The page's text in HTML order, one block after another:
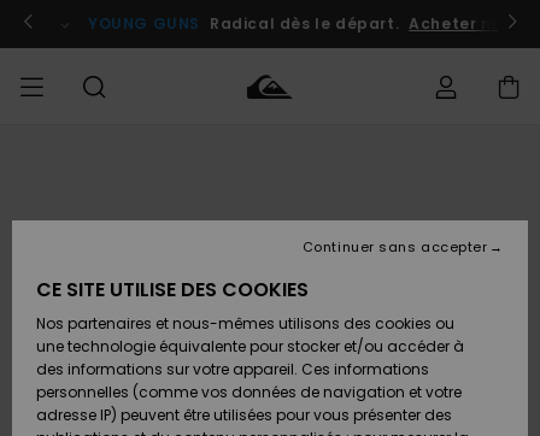
l'information
le
Se connecter / s'inscrire
YOUNG GUNS Radical dès le départ. Acheter
Chaussures
& Tongs
Chaussures
& Tongs
FEMME
A
Découvrir
SURF
Surf
Shop
Enfant
Highlights
SNOW
Snow
Shop
Enfant
Snow
Enfant
Outlet
Femme
Retours
Paiement
CE SITE UTILISE DES COOKIES
Nos partenaires et nous-mêmes utilisons des cookies ou
une technologie équivalente pour stocker et/ou accéder à
des informations sur votre appareil. Ces informations
personnelles (comme vos données de navigation et votre
adresse IP) peuvent être utilisées pour vous présenter des
Continuer sans accepter